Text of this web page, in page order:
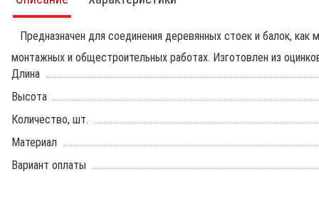
Предназначен для соединения деревянных стоек и балок,
монтажных и общестроительных работах. Изготовлен из
Длина
Высота
Количество, шт.
Материал
Вариант оплаты